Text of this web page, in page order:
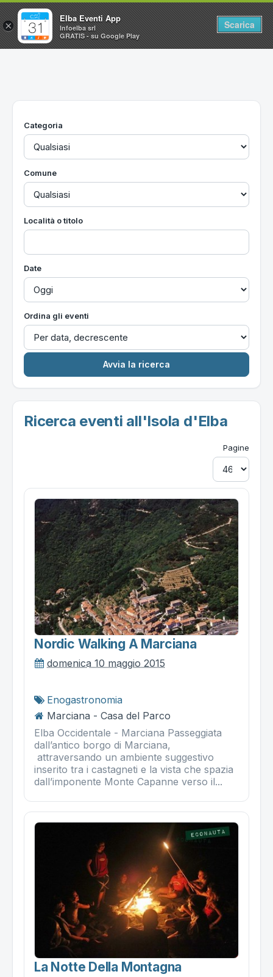
Home
Utilità
Categoria
Comune
Località o titolo
Date
Ordina gli eventi
Ricerca eventi all'Isola d'Elba
Pagine
Nordic Walking A Marciana
domenica 10 maggio 2015
Enogastronomia
Marciana - Casa del Parco
Elba Occidentale - Marciana Passeggiata
dall’antico borgo di Marciana,
attraversando un ambiente suggestivo
inserito tra i castagneti e la vista che spazia
dall’imponente Monte Capanne verso il...
La Notte Della Montagna
×
Elba Eventi App
Infoelba srl
GRATIS - su Google Play
Scarica